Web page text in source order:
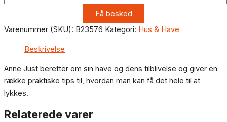
Varenummer (SKU): B23576 Kategori: Hus & Have
Beskrivelse
Anne Just beretter om sin have og dens tilblivelse og giver en
række praktiske tips til, hvordan man kan få det hele til at
lykkes.
Relaterede varer